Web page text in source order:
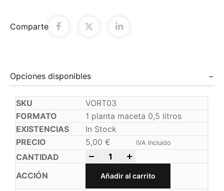
Comparte
Opciones disponibles
VORT03
1 planta maceta 0,5 litros
In Stock
5,00€ IVA Incluido
Añadir al carrito